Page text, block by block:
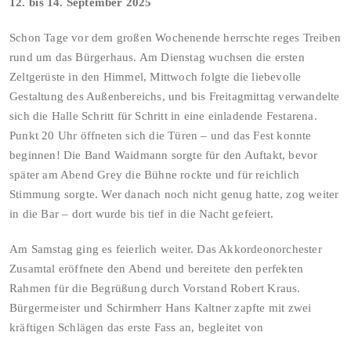
12.⁠ ⁠bis 14. September 2025
Schon Tage vor dem großen Wochenende herrschte reges Treiben
rund um das Bürgerhaus. Am Dienstag wuchsen die ersten
Zeltgerüste in den Himmel, Mittwoch folgte die liebevolle
Gestaltung des Außenbereichs, und bis Freitagmittag verwandelte
sich die Halle Schritt für Schritt in eine einladende Festarena.
Punkt 20 Uhr öffneten sich die Türen – und das Fest konnte
beginnen! Die Band Waidmann sorgte für den Auftakt, bevor
später am Abend Grey die Bühne rockte und für reichlich
Stimmung sorgte. Wer danach noch nicht genug hatte, zog weiter
in die Bar – dort wurde bis tief in die Nacht gefeiert.
Am Samstag ging es feierlich weiter. Das Akkordeonorchester
Zusamtal eröffnete den Abend und bereitete den perfekten
Rahmen für die Begrüßung durch Vorstand Robert Kraus.
Bürgermeister und Schirmherr Hans Kaltner zapfte mit zwei
kräftigen Schlägen das erste Fass an, begleitet von